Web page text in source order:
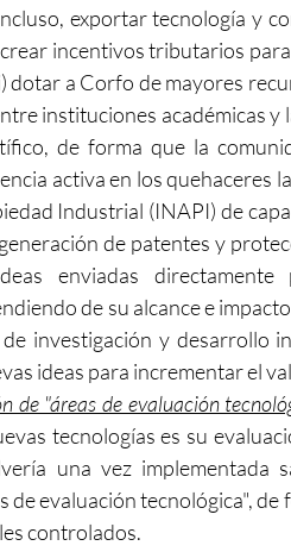
exportar tecnología y
incentivos tributarios
dotar a Corfo de mayores
instituciones académicas y
de forma que la
activa en los quehaceres
Industrial (INAPI) de
de patentes y
enviadas
de su alcance e
investigación y desarrollo
ideas para incrementar el
de "áreas de evaluación
tecnologías es su
una vez implementada
de evaluación tecnológica",
controlados.